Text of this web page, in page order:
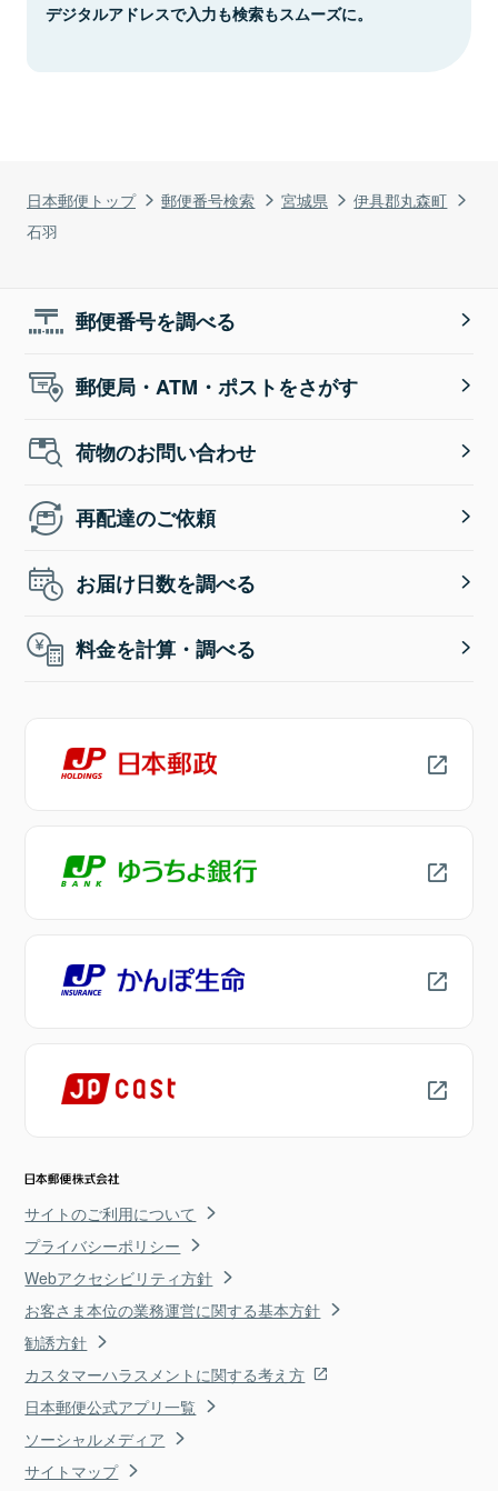
日本郵便トップ 郵便番号検索 宮城県
伊具郡丸森町
石羽
デジタルアドレスで入力も検索もスムーズに。
郵便番号を調べる
郵便局・ATM・ポストをさがす
荷物のお問い合わせ
再配達のご依頼
お届け日数を調べる
料金を計算・調べる
サイトのご利用について
プライバシーポリシー
Webアクセシビリティ方針
お客さま本位の業務運営に関する基本方針
勧誘方針
カスタマーハラスメントに関する考え方
日本郵便公式アプリ一覧
ソーシャルメディア
サイトマップ